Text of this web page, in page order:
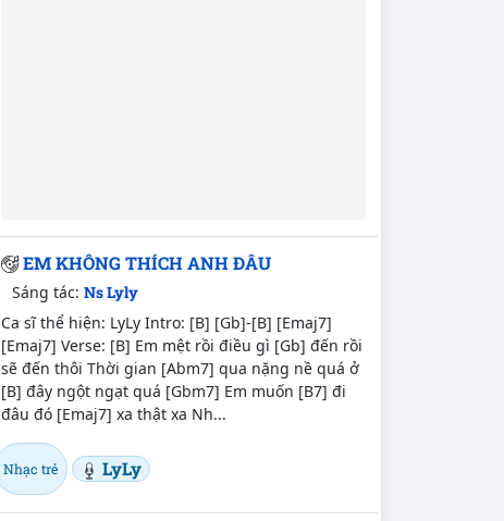
EM KHÔNG THÍCH ANH ĐÂU
Sáng tác:Ns Lyly
Ca sĩ thể hiện: LyLy Intro: [B] [Gb]-[B] [Emaj7]
[Emaj7] Verse: [B] Em mệt rồi điều gì [Gb] đến rồi
sẽ đến thôi Thời gian [Abm7] qua nặng nề quá ở
[B] đây ngột ngạt quá [Gbm7] Em muốn [B7] đi
đâu đó [Emaj7] xa thật xa Nh...
Nhạc trẻ LyLy